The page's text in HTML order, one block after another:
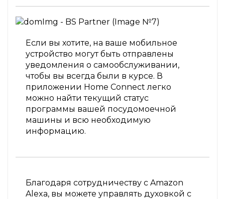
Если вы хотите, на ваше мобильное
устройство могут быть отправлены
уведомления о самообслуживании,
чтобы вы всегда были в курсе. В
приложении Home Connect легко
можно найти текущий статус
программы вашей посудомоечной
машины и всю необходимую
информацию.
Благодаря сотрудничеству с Amazon
Alexa, вы можете управлять духовкой с